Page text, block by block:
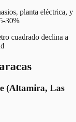
planta eléctrica, y
30%
cuadrado declina a
(Altamira, Las